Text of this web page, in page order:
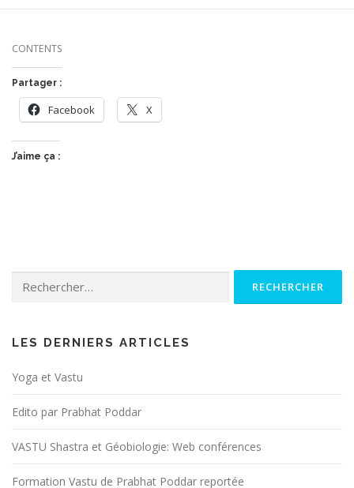
CONTENTS
Partager :
Facebook X
J’aime ça :
LES DERNIERS ARTICLES
Yoga et Vastu
Edito par Prabhat Poddar
VASTU Shastra et Géobiologie: Web conférences
Formation Vastu de Prabhat Poddar reportée